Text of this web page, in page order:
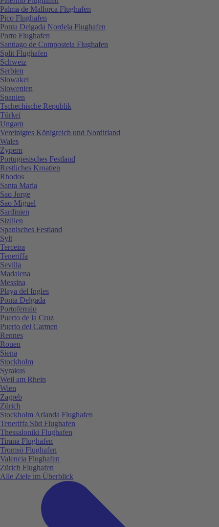
Palma de Mallorca Flughafen
Pico Flughafen
Ponta Delgada Nordela Flughafen
Porto Flughafen
Santiago de Compostela Flughafen
Split Flughafen
Schweiz
Serbien
Slowakei
Slowenien
Spanien
Tschechische Republik
Türkei
Ungarn
Vereinigtes Königreich und Nordirland
Wales
Zypern
Portugiesisches Festland
Restliches Kroatien
Rhodos
Santa Maria
Sao Jorge
Sao Miguel
Sardinien
Sizilien
Spanisches Festland
Sylt
Terceira
Teneriffa
Sevilla
Madalena
Messina
Playa del Ingles
Ponta Delgada
Portoferraio
Puerto de la Cruz
Puerto del Carmen
Rennes
Rouen
Siena
Stockholm
Syrakus
Weil am Rhein
Wien
Zagreb
Zürich
Stockholm Arlanda Flughafen
Teneriffa Süd Flughafen
Thessaloniki Flughafen
Tirana Flughafen
Tromsö Flughafen
Valencia Flughafen
Zürich Flughafen
Alle Ziele im Überblick